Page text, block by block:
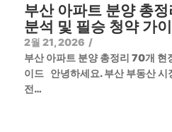
부산 아파트 분양 총
분석 및 필승 청약 가
2월 21, 2026 /
부산 아파트 분양 총정리 70개 현
이드 안녕하세요. 부산 부동산 시
전…